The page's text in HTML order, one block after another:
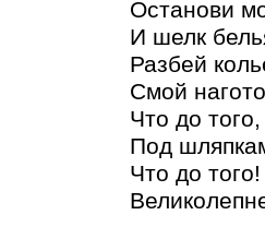
Останови
И шелк
Разбей
Смой
Что до
Под
Что до